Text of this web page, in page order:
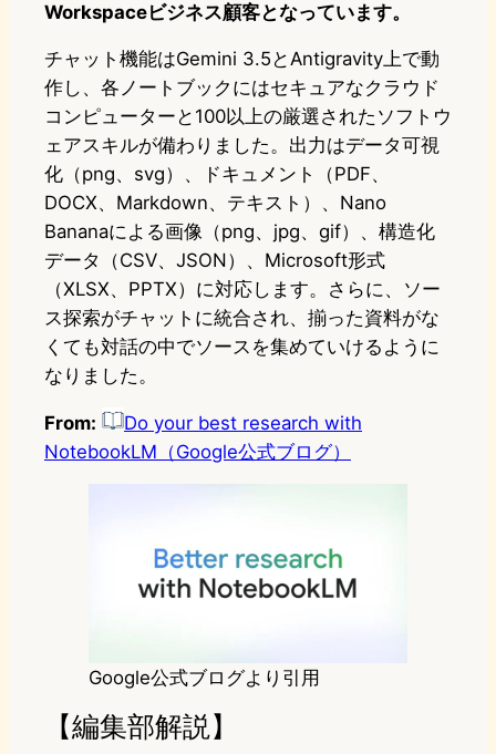
Workspaceビジネス顧客となっています。
チャット機能はGemini 3.5とAntigravity上で動
作し、各ノートブックにはセキュアなクラウド
コンピューターと100以上の厳選されたソフトウ
ェアスキルが備わりました。出力はデータ可視
化（png、svg）、ドキュメント（PDF、
DOCX、Markdown、テキスト）、Nano
Bananaによる画像（png、jpg、gif）、構造化
データ（CSV、JSON）、Microsoft形式
（XLSX、PPTX）に対応します。さらに、ソー
ス探索がチャットに統合され、揃った資料がな
くても対話の中でソースを集めていけるように
なりました。
From:
Do your best research with
NotebookLM（Google公式ブログ）
Google公式ブログより引用
【編集部解説】